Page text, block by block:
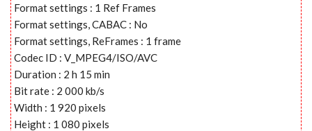
Format settings : 1 Ref Frames
Format settings, CABAC : No
Format settings, ReFrames : 1 frame
Codec ID : V_MPEG4/ISO/AVC
Duration : 2 h 15 min
Bit rate : 2 000 kb/s
Width : 1 920 pixels
Height : 1 080 pixels